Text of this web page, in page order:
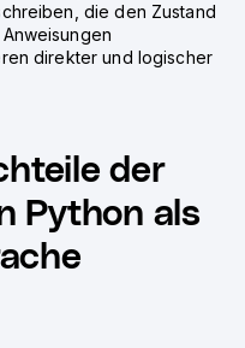
die den Zustand
direkter und logischer
der
Python als